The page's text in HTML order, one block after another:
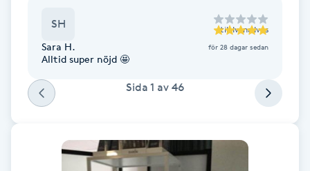
Face framing
Faceliftmassage
Fet hårbotten
SH till Ivana Ivos
Sara H. för 28 dagar sedan
Alltid super nöjd 🤩
Sida 1 av 46